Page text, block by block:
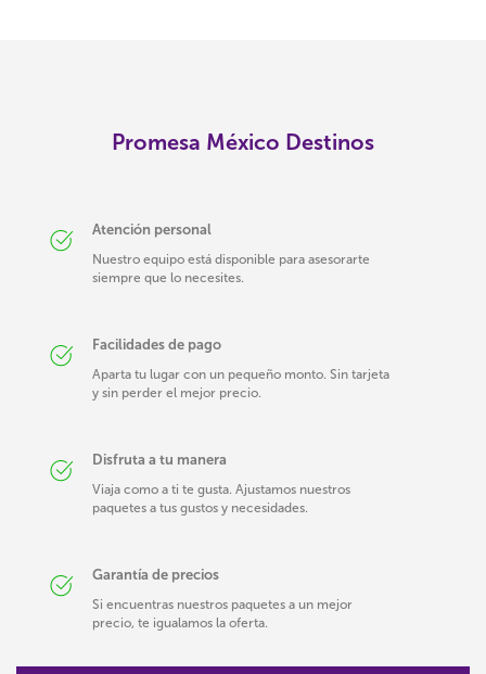
Promesa México Destinos
Atención personal
Nuestro equipo está disponible para asesorarte
siempre que lo necesites.
Facilidades de pago
Aparta tu lugar con un pequeño monto. Sin tarjeta
y sin perder el mejor precio.
Disfruta a tu manera
Viaja como a ti te gusta. Ajustamos nuestros
paquetes a tus gustos y necesidades.
Garantía de precios
Si encuentras nuestros paquetes a un mejor
precio, te igualamos la oferta.